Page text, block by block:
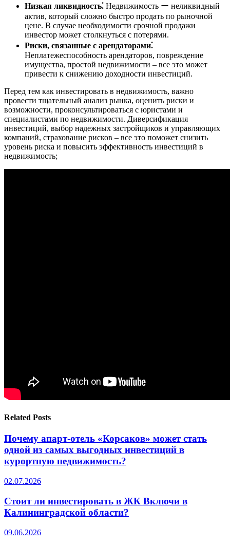
Низкая ликвидность⁚ Недвижимость ー неликвидный
актив, который сложно быстро продать по рыночной
цене. В случае необходимости срочной продажи
инвестор может столкнуться с потерями.
Риски, связанные с арендаторами⁚
Неплатежеспособность арендаторов, повреждение
имущества, простой недвижимости – все это может
привести к снижению доходности инвестиций.
Перед тем как инвестировать в недвижимость, важно
провести тщательный анализ рынка, оценить риски и
возможности, проконсультироваться с юристами и
специалистами по недвижимости. Диверсификация
инвестиций, выбор надежных застройщиков и управляющих
компаний, страхование рисков – все это поможет снизить
уровень риска и повысить эффективность инвестиций в
недвижимость;
Related Posts
Почему апарт-отель «Корсаков» может стать
одной из самых выгодных инвестиций в
курортную недвижимость?
02.07.2026
Стоит ли инвестировать в ЖК Включи в
Калининградской области?
09.06.2026